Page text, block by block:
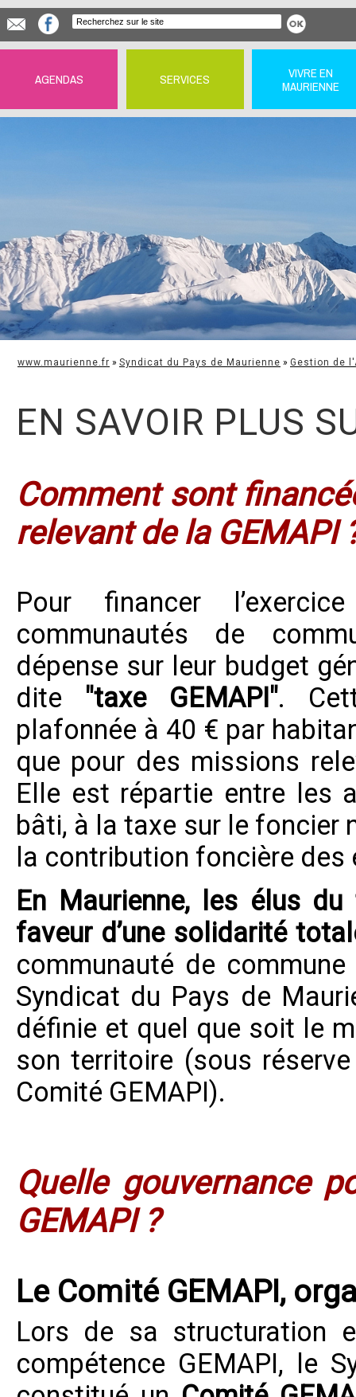
AGENDAS SERVICES
VIVRE EN
MAURIENNE
www.maurienne.fr » Syndicat du Pays de Maurienne » Gestion de
EN SAVOIR PLUS
Comment sont
relevant de la GEMAPI
Pour financer
communautés de
dépense sur leur budget
dite "taxe GEMAPI".
plafonnée à 40 € par
que pour des missions
Elle est répartie entre les
bâti, à la taxe sur le foncier
la contribution foncière
En Maurienne, les élus
faveur d’une solidarité
communauté de
Syndicat du Pays de
définie et quel que soit le
son territoire (sous
Comité GEMAPI).
Quelle gouvernance
GEMAPI ?
Le Comité GEMAPI,
Lors de sa structuration
compétence GEMAPI, le